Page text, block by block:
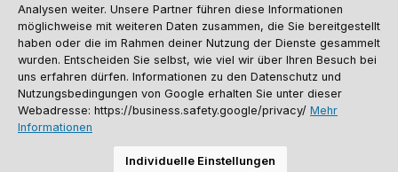
Kundenservice
Informationen
Social Media und Kontakt
Versandinformationen
Batterieentsorgung
Warenrücksendung Sporthund Katalog
Analysen weiter. Unsere Partner führen diese Informationen
möglichweise mit weiteren Daten zusammen, die Sie bereitgestellt
haben oder die im Rahmen deiner Nutzung der Dienste gesammelt
wurden. Entscheiden Sie selbst, wie viel wir über Ihren Besuch bei
uns erfahren dürfen. Informationen zu den Datenschutz und
Nutzungsbedingungen von Google erhalten Sie unter dieser
Webadresse: https://business.safety.google/privacy/ Mehr
Informationen
Individuelle Einstellungen